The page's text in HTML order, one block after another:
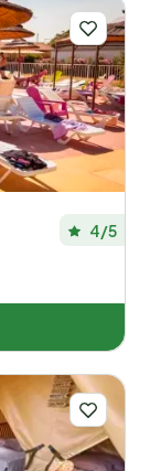
4/5